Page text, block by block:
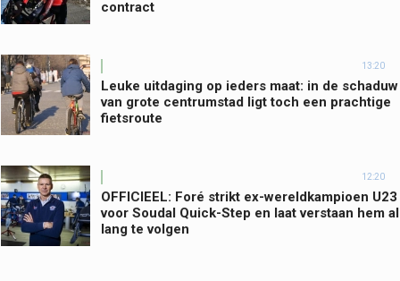
contract
13:20
Leuke uitdaging op ieders maat: in de schaduw
van grote centrumstad ligt toch een prachtige
fietsroute
12:20
OFFICIEEL: Foré strikt ex-wereldkampioen U23
voor Soudal Quick-Step en laat verstaan hem al
lang te volgen